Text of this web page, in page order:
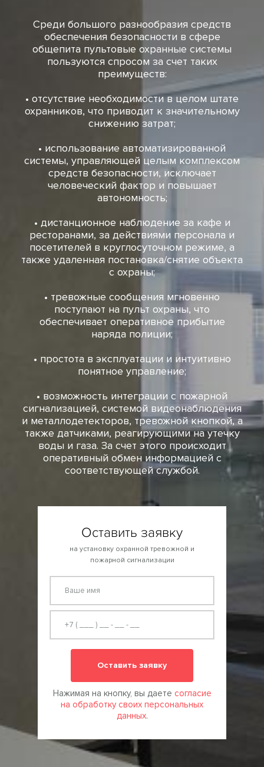
Среди большого разнообразия средств
обеспечения безопасности в сфере
общепита пультовые охранные системы
пользуются спросом за счет таких
преимуществ:
• отсутствие необходимости в целом штате
охранников, что приводит к значительному
снижению затрат;
• использование автоматизированной
системы, управляющей целым комплексом
средств безопасности, исключает
человеческий фактор и повышает
автономность;
• дистанционное наблюдение за кафе и
ресторанами, за действиями персонала и
посетителей в круглосуточном режиме, а
также удаленная постановка/снятие объекта
с охраны;
• тревожные сообщения мгновенно
поступают на пульт охраны, что
обеспечивает оперативное прибытие
наряда полиции;
• простота в эксплуатации и интуитивно
понятное управление;
• возможность интеграции с пожарной
сигнализацией, системой видеонаблюдения
и металлодетекторов, тревожной кнопкой, а
также датчиками, реагирующими на утечку
воды и газа. За счет этого происходит
оперативный обмен информацией с
соответствующей службой.
Оставить заявку
на установку охранной тревожной и
пожарной сигнализации
Оставить заявку
Нажимая на кнопку, вы даете согласие
на обработку своих персональных
данных.